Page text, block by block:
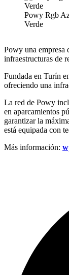
Powy Rgb
Verde
Powy una empresa
infraestructuras de
Fundada en Turín
ofreciendo una
La red de Powy
en aparcamientos
garantizar la
está equipada con
Más información: